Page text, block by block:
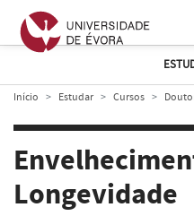
Início Estudar Cursos
Longevidade